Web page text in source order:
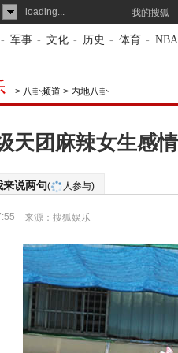
loading... 我的搜狐
- 军事 - 文化 - 历史 - 体育 - NBA
> 八卦频道 > 内地八卦
天团麻辣女生感
来说两句( 人参与)
来源： 搜狐娱乐